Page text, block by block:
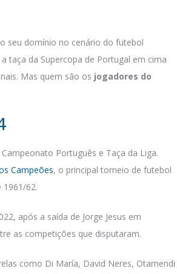
seu domínio no cenário do futebol
taça da Supercopa de Portugal em cima
Mas quem são os jogadores do
Português e Taça da Liga.
Campeões, o principal torneio de futebol
62.
após a saída de Jorge Jesus em
as competições que disputaram.
como Di María, David Neres, Otamendi